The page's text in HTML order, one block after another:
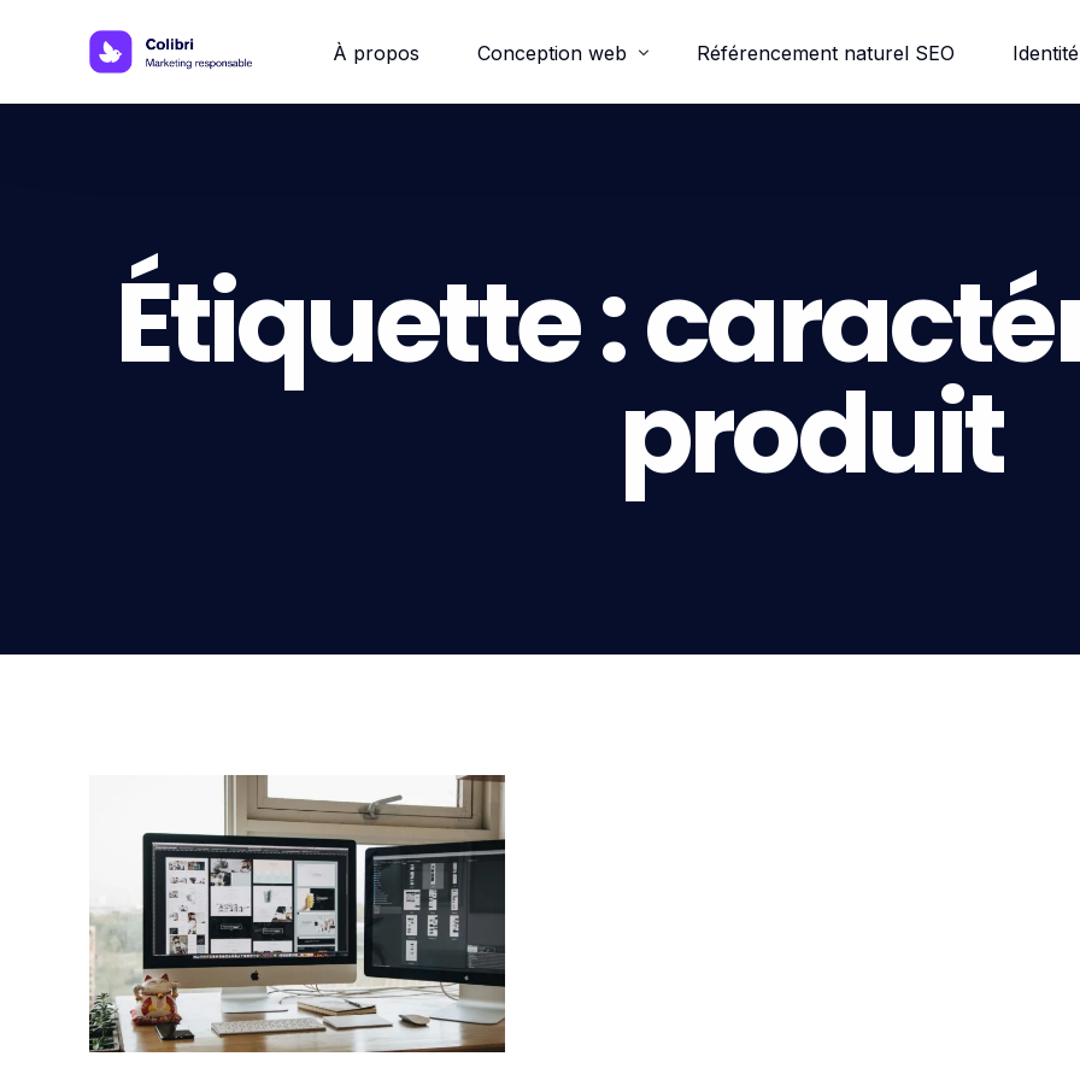
À propos Conception web Référencement naturel SEO
Étiquette :
produit